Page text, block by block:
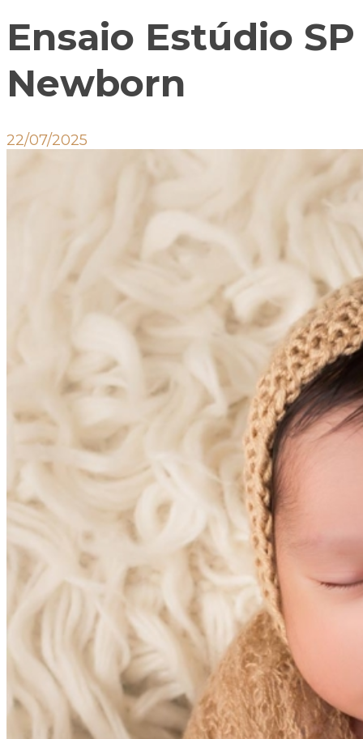
Ensaio Estúdio SP
Newborn
22/07/2025